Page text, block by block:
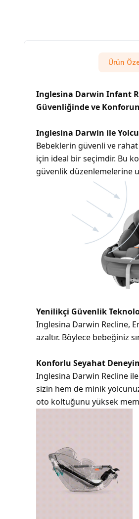
Ürün
Inglesina Darwin Infant
Güvenliğinde ve
Inglesina Darwin ile
Bebeklerin güvenli ve
için ideal bir seçimdir. Bu
güvenlik düzenlemelerine
Yenilikçi Güvenlik
Inglesina Darwin Recline,
azaltır. Böylece bebeğiniz
Konforlu Seyahat
Inglesina Darwin Recline
sizin hem de minik
oto koltuğunu yüksek